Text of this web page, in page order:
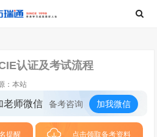
认证及考试流程
：本站
老师微信 备考咨询 加我微信
提醒 点击领取备考资料